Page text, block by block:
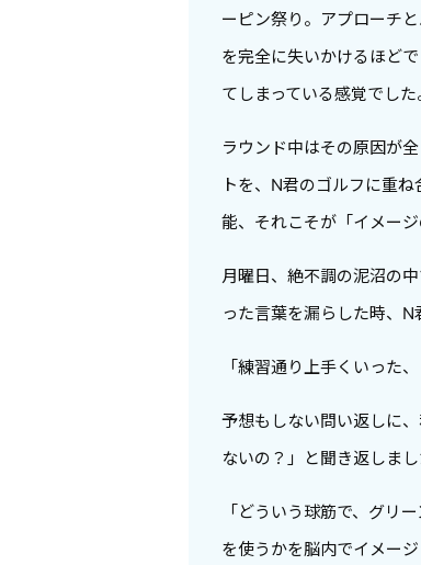
ーピン祭り。アプローチ
を完全に失いかけるほど
てしまっている感覚でした
ラウンド中はその原因が
トを、N君のゴルフに重
能、それこそが「イメージ
月曜日、絶不調の泥沼の
った言葉を漏らした時、N
「練習通り上手くいった
予想もしない問い返しに
ないの？」と聞き返しま
「どういう球筋で、グリ
を使うかを脳内でイメー